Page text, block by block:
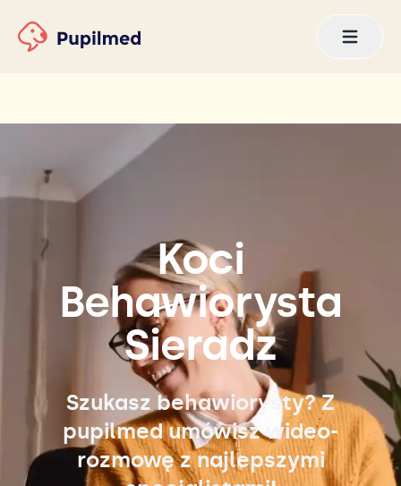
Koci
Behawiorysta
Sieradz
Szukasz behawiorysty? Z
pupilmed umówisz wideo-
rozmowę z najlepszymi